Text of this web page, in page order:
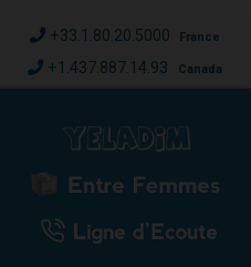
+33.1.80.20.5000 France
+1.437.887.14.93 Canada